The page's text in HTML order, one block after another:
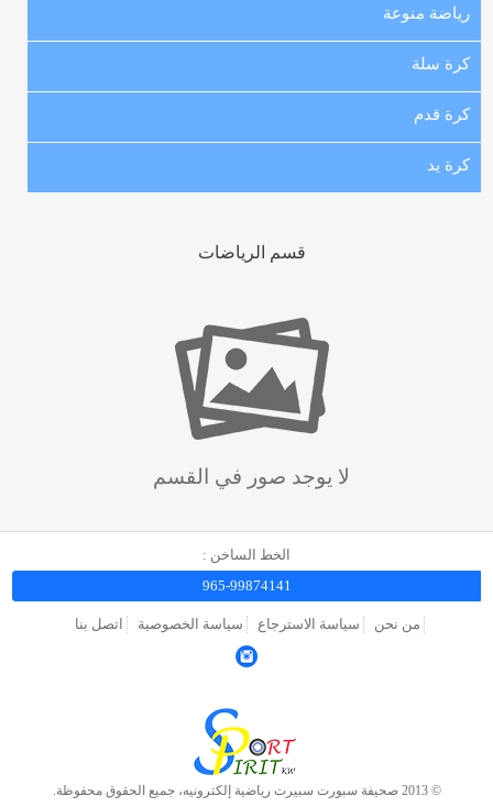
رياضة منوعة
كرة سلة
كرة قدم
كرة يد
قسم الرياضات
لا يوجد صور في القسم
الخط الساخن :
965-99874141
من نحن سياسة الاسترجاع سياسة الخصوصية اتصل بنا
© 2013 صحيفة سبورت سبيرت رياضية إلكترونيه، جميع الحقوق محفوظة.